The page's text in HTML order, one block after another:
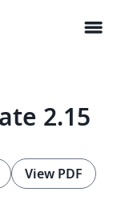
menu
2.15
View PDF